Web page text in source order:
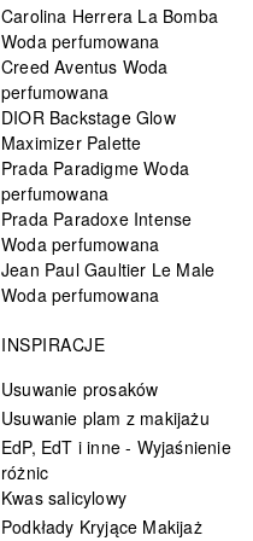
Carolina Herrera La Bomba
Woda perfumowana
Creed Aventus Woda
perfumowana
DIOR Backstage Glow
Maximizer Palette
Prada Paradigme Woda
perfumowana
Prada Paradoxe Intense
Woda perfumowana
Jean Paul Gaultier Le Male
Woda perfumowana
INSPIRACJE
Usuwanie prosaków
Usuwanie plam z makijażu
EdP, EdT i inne - Wyjaśnienie
różnic
Kwas salicylowy
Podkłady Kryjące Makijaż